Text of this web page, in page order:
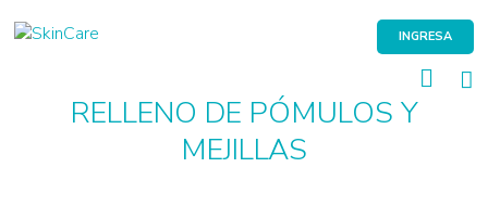
to
INGRESA
RELLENO DE PÓMULOS Y
MEJILLAS